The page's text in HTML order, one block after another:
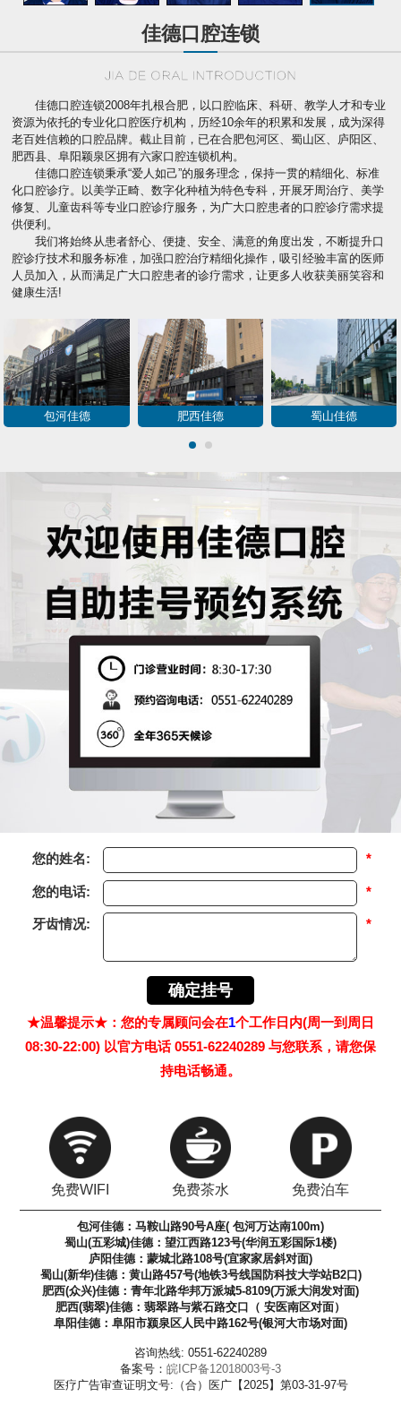
佳德口腔连锁
佳德口腔连锁2008年扎根合肥，以口腔临床、科研、教学人才和专业
资源为依托的专业化口腔医疗机构，历经10余年的积累和发展，成为深得
老百姓信赖的口腔品牌。截止目前，已在合肥包河区、蜀山区、庐阳区、
肥西县、阜阳颖泉区拥有六家口腔连锁机构。
佳德口腔连锁秉承“爱人如己”的服务理念，保持一贯的精细化、标准
化口腔诊疗。以美学正畸、数字化种植为特色专科，开展牙周治疗、美学
修复、儿童齿科等专业口腔诊疗服务，为广大口腔患者的口腔诊疗需求提
供便利。
我们将始终从患者舒心、便捷、安全、满意的角度出发，不断提升口
腔诊疗技术和服务标准，加强口腔治疗精细化操作，吸引经验丰富的医师
人员加入，从而满足广大口腔患者的诊疗需求，让更多人收获美丽笑容和
健康生活!
您的姓名: *
您的电话: *
牙齿情况: *
★温馨提示★：您的专属顾问会在1个工作日内(周一到周日
08:30-22:00) 以官方电话 0551-62240289 与您联系，请您保
持电话畅通。
免费WIFI 免费茶水 免费泊车
包河佳德：马鞍山路90号A座( 包河万达南100m)
蜀山(五彩城)佳德：望江西路123号(华润五彩国际1楼)
庐阳佳德：蒙城北路108号(宜家家居斜对面)
蜀山(新华)佳德：黄山路457号(地铁3号线国防科技大学站B2口)
肥西(众兴)佳德：青年北路华邦万派城5-8109(万派大润发对面)
肥西(翡翠)佳德：翡翠路与紫石路交口（ 安医南区对面）
阜阳佳德：阜阳市颍泉区人民中路162号(银河大市场对面)
咨询热线: 0551-62240289
备案号： 皖ICP备12018003号-3
医疗广告审查证明文号:（合）医广【2025】第03-31-97号